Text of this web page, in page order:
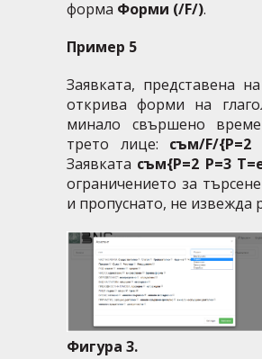
форма Форми (/F/).
Пример 5
Заявката, представена
открива форми на
минало свършено
трето лице: съм/F/{P=2
Заявката съм{P=2 P=3
ограничението за
и пропуснато, не извежда
Фигура 3.